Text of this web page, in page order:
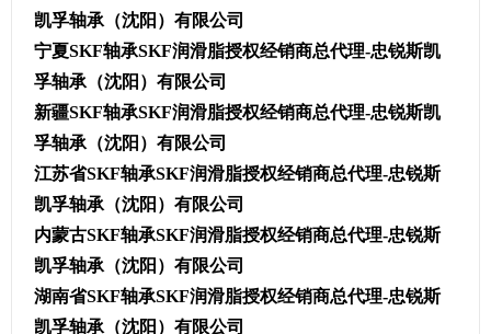
凯孚轴承（沈阳）有限公司
宁夏SKF轴承SKF润滑脂授权经销商总代理-忠锐斯凯
孚轴承（沈阳）有限公司
新疆SKF轴承SKF润滑脂授权经销商总代理-忠锐斯凯
孚轴承（沈阳）有限公司
江苏省SKF轴承SKF润滑脂授权经销商总代理-忠锐斯
凯孚轴承（沈阳）有限公司
内蒙古SKF轴承SKF润滑脂授权经销商总代理-忠锐斯
凯孚轴承（沈阳）有限公司
湖南省SKF轴承SKF润滑脂授权经销商总代理-忠锐斯
凯孚轴承（沈阳）有限公司